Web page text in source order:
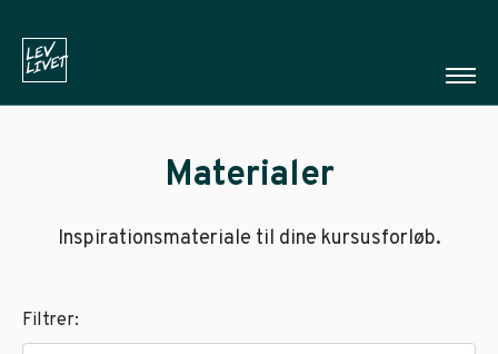
Materialer
Inspirationsmateriale til dine kursusforløb.
Filtrer: